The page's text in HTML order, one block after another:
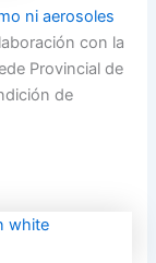
ni aerosoles
con la
Provincial de
de